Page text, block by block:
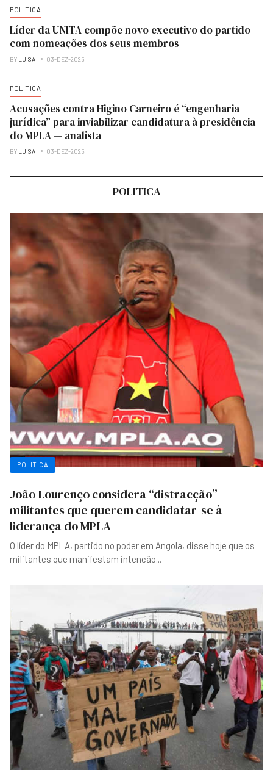
POLITICA
Líder da UNITA compõe novo executivo do partido
com nomeações dos seus membros
BY LUISA 03-DEZ-2025
POLITICA
Acusações contra Higino Carneiro é “engenharia
jurídica” para inviabilizar candidatura à presidência
do MPLA — analista
BY LUISA 03-DEZ-2025
POLITICA
POLITICA
João Lourenço considera “distracção”
militantes que querem candidatar-se à
liderança do MPLA
O líder do MPLA, partido no poder em Angola, disse hoje que os
militantes que manifestam intenção...